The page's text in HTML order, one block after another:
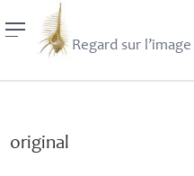
Regard sur l’image
original